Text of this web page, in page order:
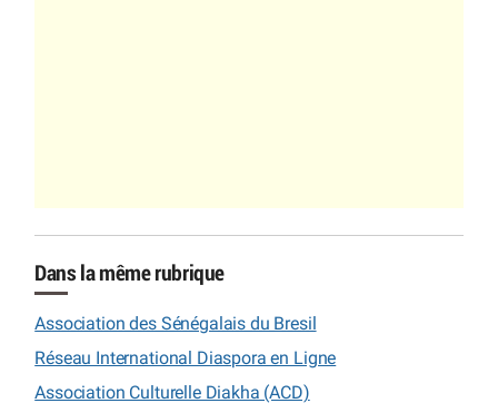
Dans la même rubrique
Association des Sénégalais du Bresil
Réseau International Diaspora en Ligne
Association Culturelle Diakha (ACD)